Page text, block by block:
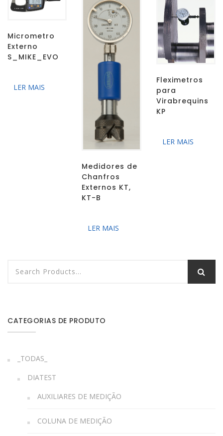
Micrometro
Externo
S_MIKE_EVO
LER MAIS
Medidores de
Chanfros
Externos KT,
KT-B
LER MAIS
Fleximetros
para
Virabrequins
KP
LER MAIS
CATEGORIAS DE PRODUTO
_TODAS_
DIATEST
AUXILIARES DE MEDIÇÃO
COLUNA DE MEDIÇÃO